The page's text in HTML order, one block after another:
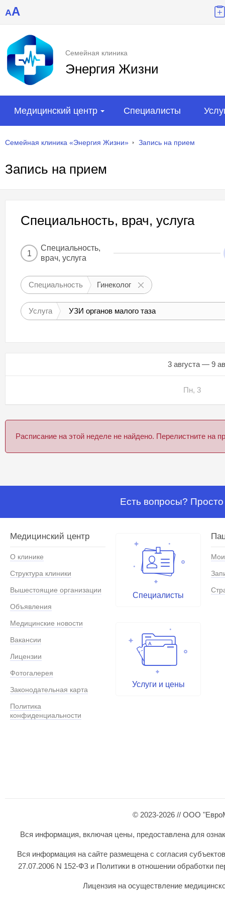
AA
Семейная клиника
Энергия Жизни
Медицинский центр Специалисты
Семейная клиника «Энергия Жизни» Запись на прием
Запись на прием
Специальность, врач, услуга
1
Специальность,
врач, услуга
Специальность Гинеколог
Услуга УЗИ органов малого таза
3 августа — 9
Пн, 3
Расписание на этой неделе не найдено. Перелистните
Есть вопросы?
Медицинский центр
О клинике
Структура клиники
Вышестоящие организации
Объявления
Медицинские новости
Вакансии
Лицензии
Фотогалерея
Законодательная карта
Политика
конфиденциальности
Специалисты
Услуги и цены
© 2023-2026 // ООО
Вся информация, включая цены, предоставлена для
Вся информация на сайте размещена с согласия
27.07.2006 N 152-ФЗ и Политики в отношении обработки
Лицензия на осуществление